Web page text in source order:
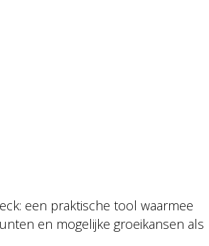
een praktische tool waarmee
en mogelijke groeikansen als